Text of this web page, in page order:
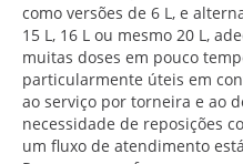
como versões de 6 L, e
15 L, 16 L ou mesmo 20 L,
muitas doses em pouco
particularmente úteis em
ao serviço por torneira e ao
necessidade de reposições
um fluxo de atendimento